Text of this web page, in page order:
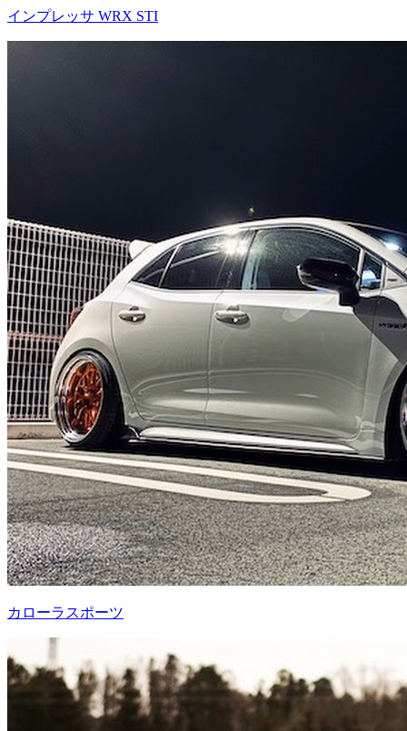
インプレッサ WRX STI
カローラスポーツ